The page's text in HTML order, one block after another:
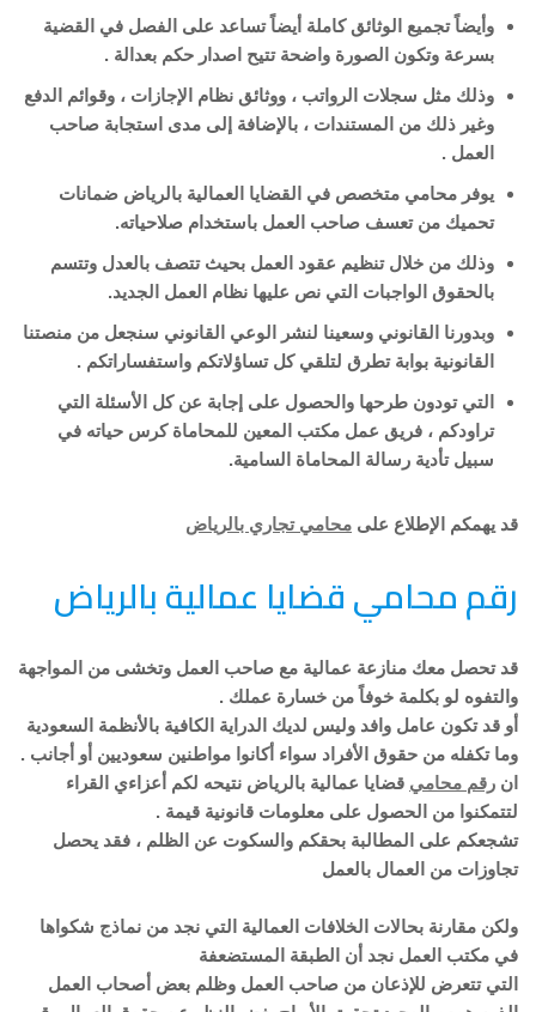
وأيضاً تجميع الوثائق كاملة أيضاً تساعد على الفصل في القضية
بسرعة وتكون الصورة واضحة تتيح اصدار حكم بعدالة .
وذلك مثل سجلات الرواتب ، ووثائق نظام الإجازات ، وقوائم الدفع
وغير ذلك من المستندات ، بالإضافة إلى مدى استجابة صاحب
العمل .
يوفر محامي متخصص في القضايا العمالية بالرياض ضمانات
تحميك من تعسف صاحب العمل باستخدام صلاحياته.
وذلك من خلال تنظيم عقود العمل بحيث تتصف بالعدل وتتسم
بالحقوق الواجبات التي نص عليها نظام العمل الجديد.
وبدورنا القانوني وسعينا لنشر الوعي القانوني سنجعل من منصتنا
القانونية بوابة تطرق لتلقي كل تساؤلاتكم واستفساراتكم .
التي تودون طرحها والحصول على إجابة عن كل الأسئلة التي
تراودكم ، فريق عمل مكتب المعين للمحاماة كرس حياته في
سبيل تأدية رسالة المحاماة السامية.
قد يهمكم الإطلاع على محامي تجاري بالرياض
رقم محامي قضايا عمالية بالرياض
قد تحصل معك منازعة عمالية مع صاحب العمل وتخشى من المواجهة
والتفوه لو بكلمة خوفاً من خسارة عملك .
أو قد تكون عامل وافد وليس لديك الدراية الكافية بالأنظمة السعودية
وما تكفله من حقوق الأفراد سواء أكانوا مواطنين سعوديين أو أجانب .
ان رقم محامي قضايا عمالية بالرياض نتيحه لكم أعزاءي القراء
لتتمكنوا من الحصول على معلومات قانونية قيمة .
تشجعكم على المطالبة بحقكم والسكوت عن الظلم ، فقد يحصل
تجاوزات من العمال بالعمل
ولكن مقارنة بحالات الخلافات العمالية التي نجد من نماذج شكواها
في مكتب العمل نجد أن الطبقة المستضعفة
التي تتعرض للإذعان من صاحب العمل وظلم بعض أصحاب العمل